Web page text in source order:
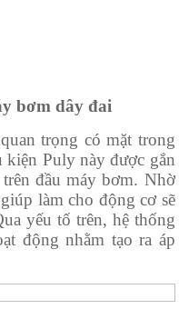
bơm dây đai
trọng có mặt trong
kiện Puly này được gắn
đầu máy bơm. Nhờ
làm cho động cơ sẽ
yếu tố trên, hệ thống
động nhằm tạo ra áp